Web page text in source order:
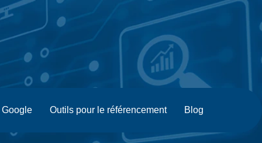
Outils pour le référencement Blog